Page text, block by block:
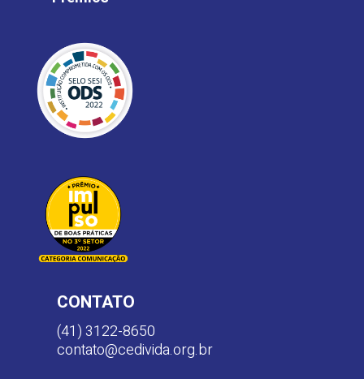
CONTATO
(41) 3122-8650
contato@cedivida.org.br